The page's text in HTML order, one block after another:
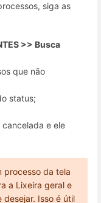
siga as
>> Busca
que não
status;
e ele
processo da tela
a Lixeira geral e
Isso é útil